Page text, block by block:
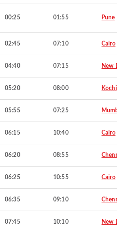
00:25 01:55 Pune
02:45 07:10 Cairo
04:40 07:15 New
05:20 08:00 Kochi
05:55 07:25
06:15 10:40 Cairo
06:20 08:55
06:25 10:55 Cairo
06:35 09:10
07:45 10:10 New